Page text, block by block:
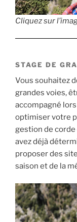
Cliquez sur
STAGE DE
Vous souhaitez
grandes voies,
accompagné
optimiser votre
gestion de
avez déjà
proposer des
saison et de la